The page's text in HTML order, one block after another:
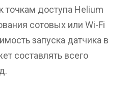
точкам доступа Helium
сотовых или Wi-Fi
запуска датчика в
составлять всего